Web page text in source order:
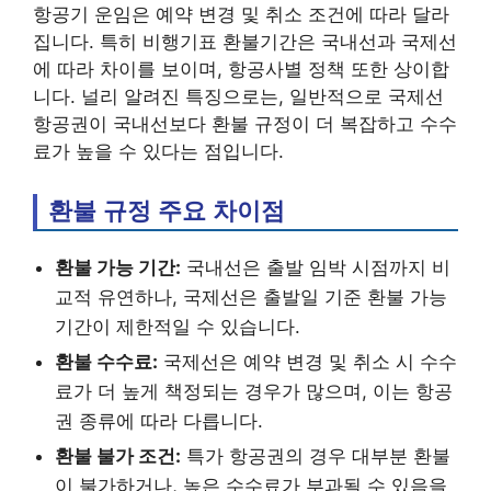
항공기 운임은 예약 변경 및 취소 조건에 따라 달라
집니다. 특히 비행기표 환불기간은 국내선과 국제선
에 따라 차이를 보이며, 항공사별 정책 또한 상이합
니다. 널리 알려진 특징으로는, 일반적으로 국제선
항공권이 국내선보다 환불 규정이 더 복잡하고 수수
료가 높을 수 있다는 점입니다.
환불 규정 주요 차이점
환불 가능 기간: 국내선은 출발 임박 시점까지 비
교적 유연하나, 국제선은 출발일 기준 환불 가능
기간이 제한적일 수 있습니다.
환불 수수료: 국제선은 예약 변경 및 취소 시 수수
료가 더 높게 책정되는 경우가 많으며, 이는 항공
권 종류에 따라 다릅니다.
환불 불가 조건: 특가 항공권의 경우 대부분 환불
이 불가하거나, 높은 수수료가 부과될 수 있음을